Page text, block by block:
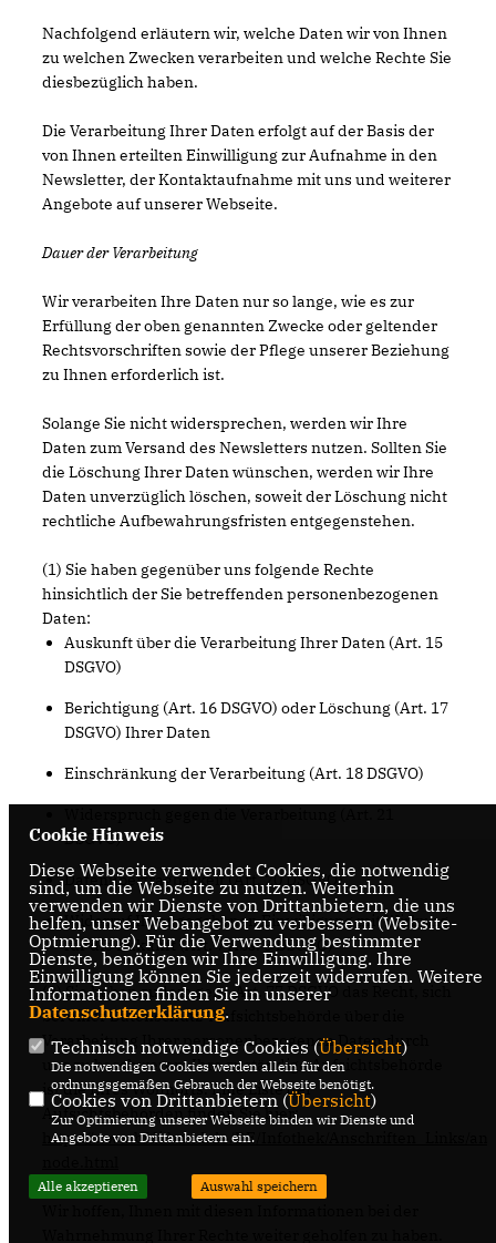
Nachfolgend erläutern wir, welche Daten wir von Ihnen
zu welchen Zwecken verarbeiten und welche Rechte Sie
diesbezüglich haben.
Die Verarbeitung Ihrer Daten erfolgt auf der Basis der
von Ihnen erteilten Einwilligung zur Aufnahme in den
Newsletter, der Kontaktaufnahme mit uns und weiterer
Angebote auf unserer Webseite.
Dauer der Verarbeitung
Wir verarbeiten Ihre Daten nur so lange, wie es zur
Erfüllung der oben genannten Zwecke oder geltender
Rechtsvorschriften sowie der Pflege unserer Beziehung
zu Ihnen erforderlich ist.
Solange Sie nicht widersprechen, werden wir Ihre
Daten zum Versand des Newsletters nutzen. Sollten Sie
die Löschung Ihrer Daten wünschen, werden wir Ihre
Daten unverzüglich löschen, soweit der Löschung nicht
rechtliche Aufbewahrungsfristen entgegenstehen.
(1) Sie haben gegenüber uns folgende Rechte
hinsichtlich der Sie betreffenden personenbezogenen
Daten:
Auskunft über die Verarbeitung Ihrer Daten (Art. 15
DSGVO)
Berichtigung (Art. 16 DSGVO) oder Löschung (Art. 17
DSGVO) Ihrer Daten
Einschränkung der Verarbeitung (Art. 18 DSGVO)
DSGVO)
Datenübertragbarkeit (Art. 20 DSGVO)
Widerruf Ihrer gegebenen Einwilligung mit Wirkung
für die Zukunft (Art. 7 Abs. 3 DSGVO)
(2) Sie haben zudem gem. Art. 77 DSGVO das Recht, sich
bei einer Datenschutz-Aufsichtsbehörde über die
Verarbeitung Ihrer personenbezogenen Daten durch
uns zu beschweren. Ihre zuständige Aufsichtsbehörde
ist die Ihres Wohnorts. Eine Liste der
Aufsichtsbehörden finden Sie hier:
https://www.bfdi.bund.de/DE/Infothek/Anschriften_Links/
Cookie Hinweis
Diese Webseite verwendet Cookies, die notwendig
sind, um die Webseite zu nutzen. Weiterhin
verwenden wir Dienste von Drittanbietern, die uns
helfen, unser Webangebot zu verbessern (Website-
Optmierung). Für die Verwendung bestimmter
Dienste, benötigen wir Ihre Einwilligung. Ihre
Einwilligung können Sie jederzeit widerrufen. Weitere
Informationen finden Sie in unserer
Datenschutzerklärung.
Technisch notwendige Cookies (Übersicht)
Die notwendigen Cookies werden allein für den
ordnungsgemäßen Gebrauch der Webseite benötigt.
Cookies von Drittanbietern (Übersicht)
Zur Optimierung unserer Webseite binden wir Dienste und
Angebote von Drittanbietern ein.
Alle akzeptieren Auswahl speichern